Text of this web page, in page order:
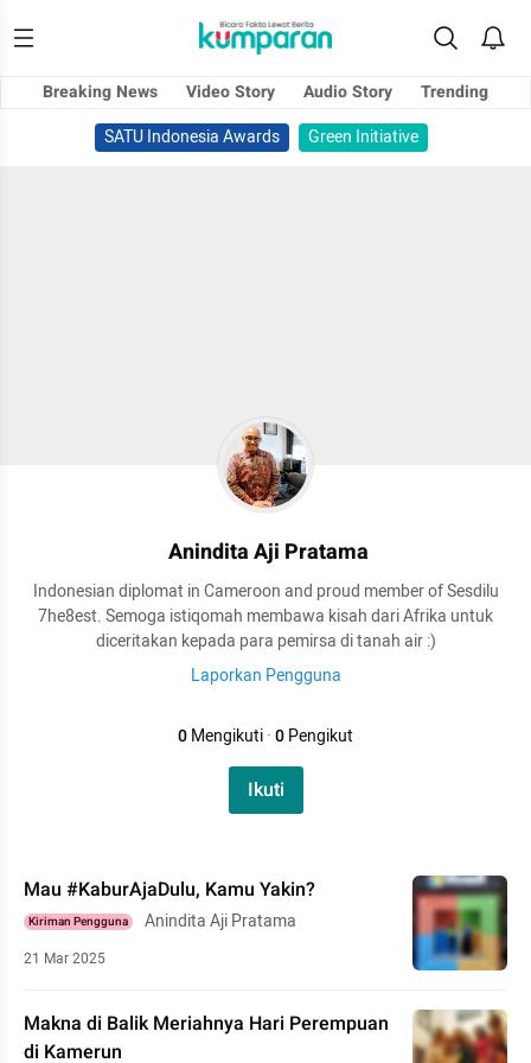
Breaking News Video Story Audio Story
Trending
SATU Indonesia Awards
Green Initiative
Anindita Aji Pratama
Indonesian diplomat in Cameroon and proud member of Sesdilu
7he8est. Semoga istiqomah membawa kisah dari Afrika untuk
diceritakan kepada para pemirsa di tanah air :)
Laporkan Pengguna
0Mengikuti·0Pengikut
Ikuti
Mau #KaburAjaDulu, Kamu Yakin?
Kiriman Pengguna Anindita Aji Pratama
21 Mar 2025
Makna di Balik Meriahnya Hari Perempuan
di Kamerun